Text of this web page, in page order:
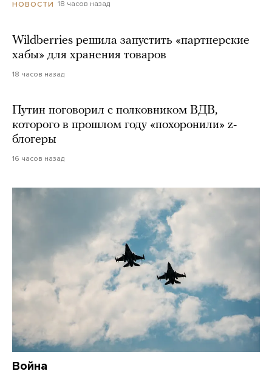
НОВОСТИ 18 часов назад
Wildberries решила запустить «партнерские
хабы» для хранения товаров
18 часов назад
Путин поговорил с полковником ВДВ,
которого в прошлом году «похоронили» z-
блогеры
16 часов назад
Война